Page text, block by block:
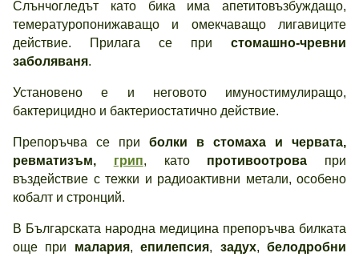
Слънчогледът като бика има апетитовъзбуждащо,
темературопонижаващо и омекчаващо лигавиците
действие. Прилага се при стомашно-чревни
заболяваня.
Установено е и неговото имуностимулиращо,
бактерицидно и бактериостатично действие.
Препоръчва се при болки в стомаха и червата,
ревматизъм, грип, като противоотрова при
въздействие с тежки и радиоактивни метали, особено
кобалт и стронций.
В Българската народна медицина препоръчва билката
още при малария,епилепсия, задух,белодробни